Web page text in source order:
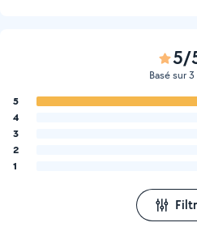
5/
Basé sur
5
4
3
2
1